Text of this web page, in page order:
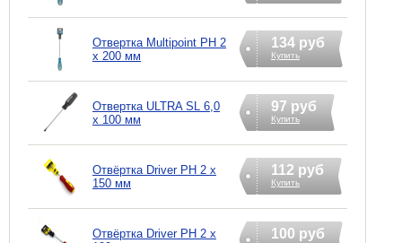
Отвертка Multipoint PH 2
х 200 мм
134 руб
Купить
Отвертка ULTRA SL 6,0
х 100 мм
97 руб
Купить
Отвёртка Driver PH 2 x
150 мм
112 руб
Купить
Отвёртка Driver PH 2 x
100 руб